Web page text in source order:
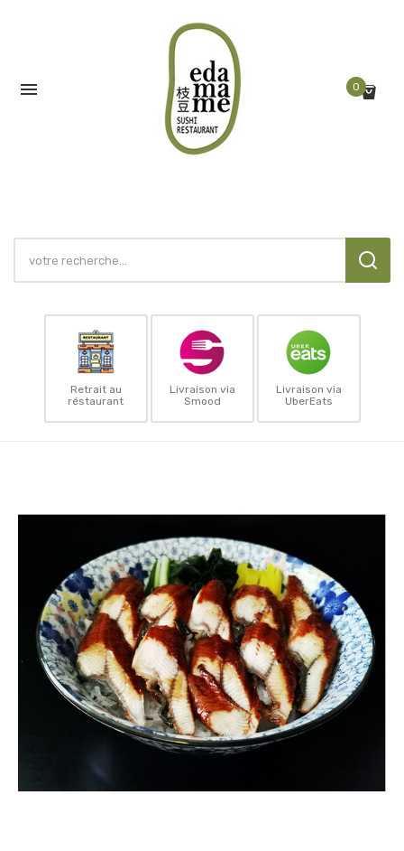
 0
Retrait au
réstaurant
Livraison via
Smood
Livraison via
UberEats